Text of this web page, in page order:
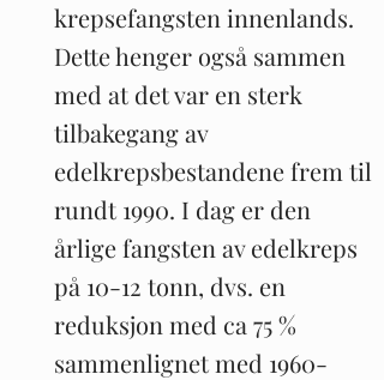
krepsefangsten innenlands.
Dette henger også sammen
med at det var en sterk
tilbakegang av
edelkrepsbestandene frem til
rundt 1990. I dag er den
årlige fangsten av edelkreps
på 10-12 tonn, dvs. en
reduksjon med ca 75 %
sammenlignet med 1960-